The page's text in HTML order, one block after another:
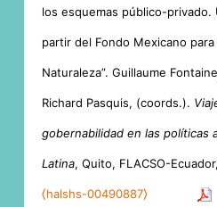
los esquemas público-
partir del Fondo Mexicano
Naturaleza”. Guillaume
Richard Pasquis, (coords.).
gobernabilidad en las políticas
Latina, Quito, FLACSO-
⟨halshs-00490887⟩